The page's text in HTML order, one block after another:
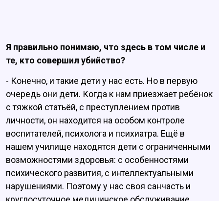
Я правильно понимаю, что здесь в том числе и
те, кто совершил убийство?
- Конечно, и такие дети у нас есть. Но в первую
очередь они дети. Когда к нам приезжает ребёнок
с тяжкой статьёй, с преступлением против
личности, он находится на особом контроле
воспитателей, психолога и психиатра. Ещё в
нашем училище находятся дети с ограниченными
возможностями здоровья: с особенностями
психического развития, с интеллектуальными
нарушениями. Поэтому у нас своя санчасть и